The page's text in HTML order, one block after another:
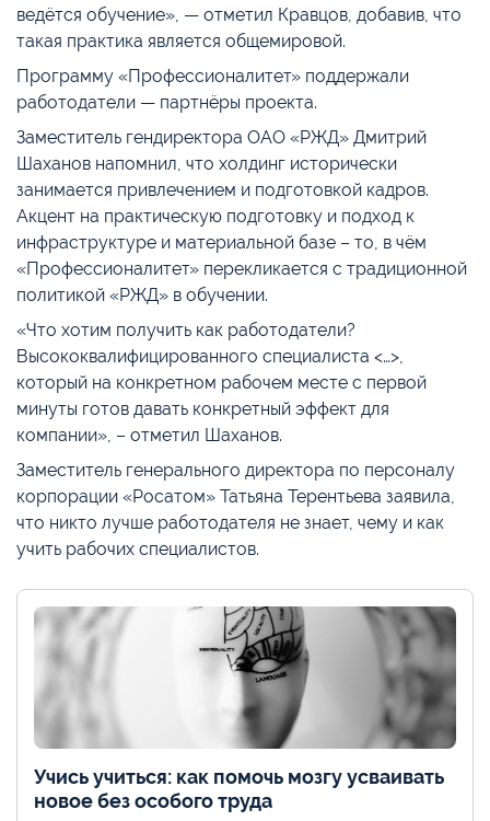
ведётся обучение», — отметил Кравцов, добавив, что
такая практика является общемировой.
Программу «Профессионалитет» поддержали
работодатели — партнёры проекта.
Заместитель гендиректора ОАО «РЖД» Дмитрий
Шаханов напомнил, что холдинг исторически
занимается привлечением и подготовкой кадров.
Акцент на практическую подготовку и подход к
инфраструктуре и материальной базе – то, в чём
«Профессионалитет» перекликается с традиционной
политикой «РЖД» в обучении.
«Что хотим получить как работодатели?
Высококвалифицированного специалиста <…>,
который на конкретном рабочем месте с первой
минуты готов давать конкретный эффект для
компании», – отметил Шаханов.
Заместитель генерального директора по персоналу
корпорации «Росатом» Татьяна Терентьева заявила,
что никто лучше работодателя не знает, чему и как
учить рабочих специалистов.
Учись учиться: как помочь мозгу усваивать
новое без особого труда